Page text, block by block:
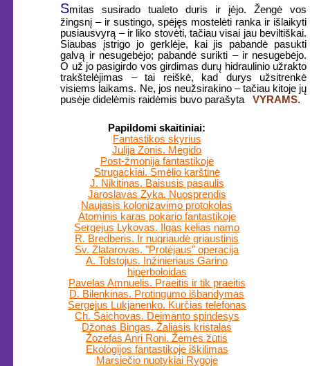
Smitas susirado tualeto duris ir įėjo. Žengė vos
žingsnį – ir sustingo, spėjęs mostelėti ranka ir išlaikyti
pusiausvyrą – ir liko stovėti, tačiau visai jau beviltiškai.
Siaubas įstrigo jo gerklėje, kai jis pabandė pasukti
galvą ir nesugebėjo; pabandė surikti – ir nesugebėjo.
O už jo pasigirdo vos girdimas durų hidraulinio užrakto
trakštelėjimas – tai reiškė, kad durys užsitrenkė
visiems laikams. Ne, jos neužsirakino – tačiau kitoje jų
pusėje didelėmis raidėmis buvo parašytaVYRAMS.
Papildomi skaitiniai:
Fantastikos skyrius
Julija Zonis. Megido
Post-žmonija fantastikoje
Strugackiai. Smėlio karštinė
J. Nikitinas. Baisusis pasaulis
Jaroslavas Zyka. Nuosprendis
Naujasis kolonizavimo protokolas
Atominis karas pokario fantastikoje
Sergejus Lykovas. Ilgas kelias namo
R. Bredberis. Ir nugriaudė griaustinis
Sv. Zlatarovas. "Protėjaus" operacija
A. Tolstojus. Inžinieriaus Garino
hiperboloidas
Pavelas Amnuelis. Praeitis ir tik praeitis
D. Bilenkinas. Protingumo išbandymas
Sergejus Lukjanenko. Kurčias telefonas
Ch. Šaichovas. Deimanto spindesys
Džonas Bingas. Žaliasis kristalas
Žozefas Anri Roni. Žemės žūtis
Ekologijos fantastikoje iškilimas
Marsiečio nuotykiai Rygoje